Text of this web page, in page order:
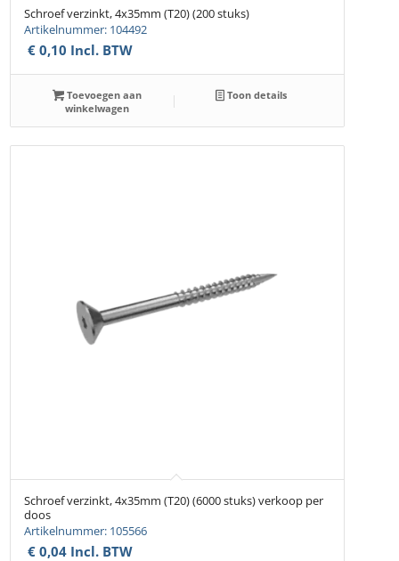
Schroef verzinkt, 4x35mm (T20) (200 stuks)
Artikelnummer: 104492
€ 0,10 Incl. BTW
Toevoegen aan
winkelwagen
Toon details
Schroef verzinkt, 4x35mm (T20) (6000 stuks) verkoop per
doos
Artikelnummer: 105566
€ 0,04 Incl. BTW